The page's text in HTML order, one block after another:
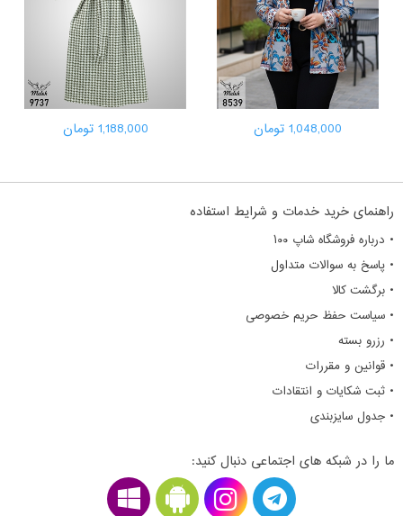
1,188,000 تومان 1,048,000 تومان
راهنمای خرید خدمات و شرایط استفاده
• درباره فروشگاه شاپ ۱۰۰
• پاسخ به سوالات متداول
• برگشت کالا
• سیاست حفظ حریم خصوصی
• رزرو بسته
• قوانین و مقررات
• ثبت شکایات و انتقادات
• جدول سایزبندی
ما را در شبکه های اجتماعی دنبال کنید: